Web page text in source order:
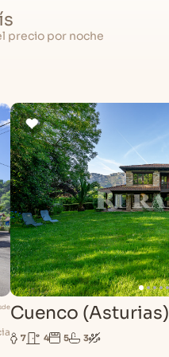
precio por noche
Cuenco (Asturias)
7 4 5 3